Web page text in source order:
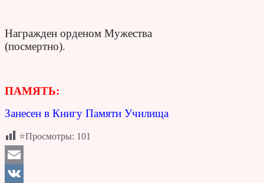
Награжден орденом Мужества
(посмертно).
ПАМЯТЬ:
Занесен в Книгу Памяти Училища
⭐Просмотры: 101
Email